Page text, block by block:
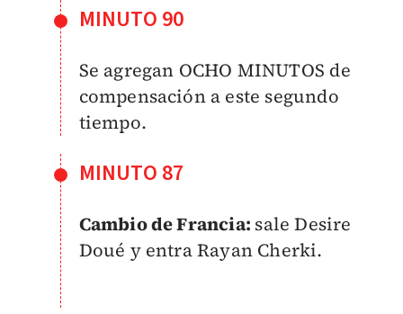
MINUTO 90
Se agregan OCHO MINUTOS de
compensación a este segundo
tiempo.
MINUTO 87
Cambio de Francia: sale Desire
Doué y entra Rayan Cherki.